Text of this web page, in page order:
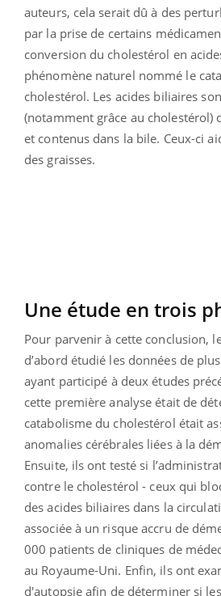
auteurs, cela serait dû à des
par la prise de certains
conversion du cholestérol en
phénomène naturel nommé le
cholestérol. Les acides biliaires
(notamment grâce au cholestérol)
et contenus dans la bile. Ceux-ci
des graisses.
Une étude en trois
Pour parvenir à cette conclusion,
d’abord étudié les données de
ayant participé à deux études
cette première analyse était de
catabolisme du cholestérol était
anomalies cérébrales liées à la
Ensuite, ils ont testé si
contre le cholestérol - ceux qui
des acides biliaires dans la
associée à un risque accru de
000 patients de cliniques de
au Royaume-Uni. Enfin, ils ont
d'autopsie afin de déterminer si